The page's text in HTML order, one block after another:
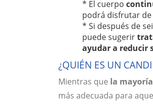
* El cuerpo
podrá disfrutar
* Si después de
puede sugerir
ayudar a reducir
¿QUIÉN ES UN
Mientras que la
más adecuada para